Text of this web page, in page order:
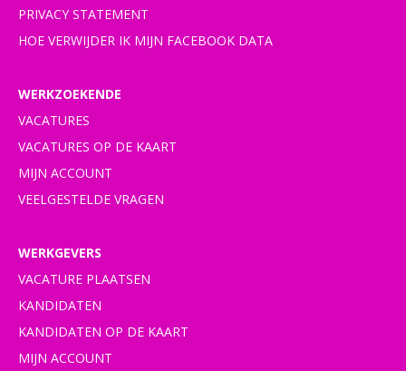
PRIVACY STATEMENT
HOE VERWIJDER IK MIJN FACEBOOK DATA
WERKZOEKENDE
VACATURES
VACATURES OP DE KAART
MIJN ACCOUNT
VEELGESTELDE VRAGEN
WERKGEVERS
VACATURE PLAATSEN
KANDIDATEN
KANDIDATEN OP DE KAART
MIJN ACCOUNT